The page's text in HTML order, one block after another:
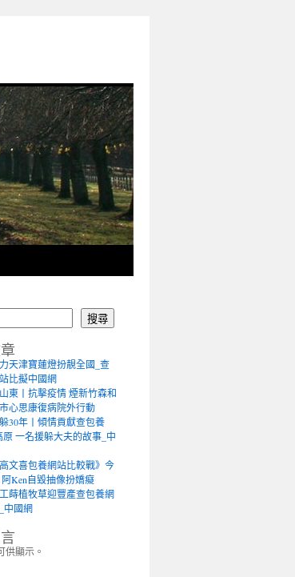
搜尋
天津寶蓮燈扮靚全國_查
比擬中國網
東丨抗擊疫情 煙新竹森和
心思康復病院外行動
30年丨傾情貢獻查包養
原 一名援躲大夫的故事_中
高文喜包養網站比較戰》今
Ken自毀抽像扮嬌癡
蒔植牧草迎豐產查包養網
中國網
供顯示。